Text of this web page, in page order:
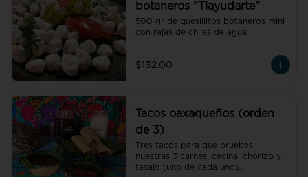
botaneros "Tlayudarte"
500 gr de quesillitos botaneros mini
con rajas de chiles de agua
$132.00
Tacos oaxaqueños (orden
de 3)
Tres tacos para que pruebes
nuestras 3 carnes, cecina, chorizo y
tasajo (uno de cada uno)..